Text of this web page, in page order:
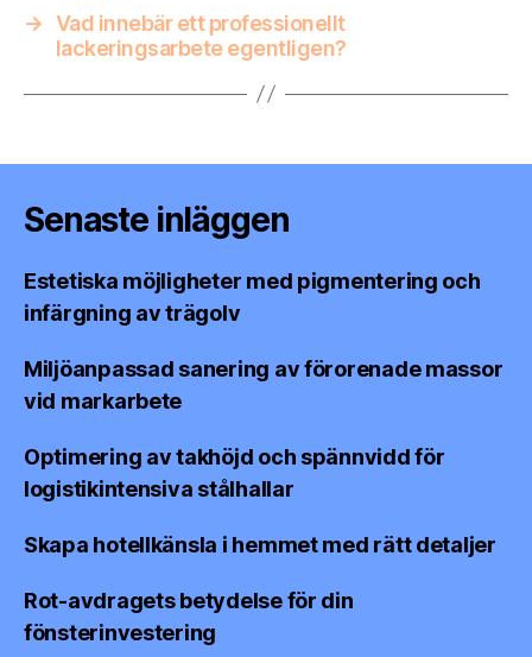
→ Vad innebär ett professionellt
lackeringsarbete egentligen?
Senaste inläggen
Estetiska möjligheter med pigmentering och
infärgning av trägolv
Miljöanpassad sanering av förorenade massor
vid markarbete
Optimering av takhöjd och spännvidd för
logistikintensiva stålhallar
Skapa hotellkänsla i hemmet med rätt detaljer
Rot-avdragets betydelse för din
fönsterinvestering